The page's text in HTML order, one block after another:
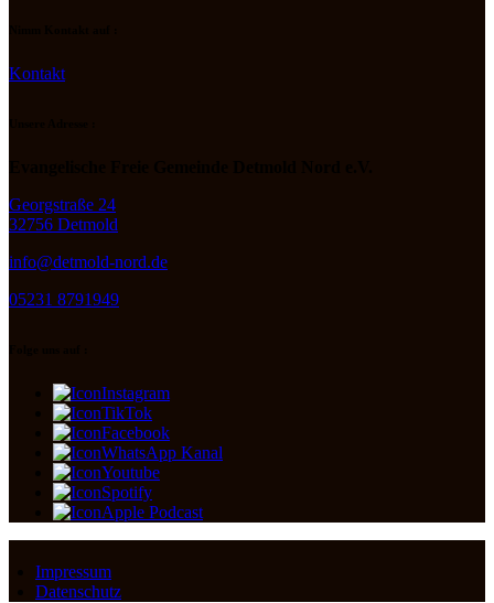
Kontakt
Georgstraße 24
32756 Detmold
info@detmold-nord.de
05231 8791949
Instagram
TikTok
Facebook
WhatsApp Kanal
Youtube
Spotify
Apple Podcast
Impressum
Datenschutz